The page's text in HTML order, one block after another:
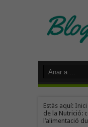
Estàs aquí: Inici
de la Nutrició:
l’alimentació